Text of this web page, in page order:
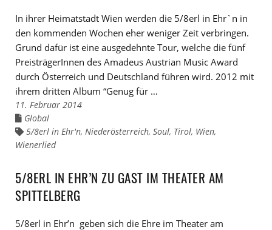
In ihrer Heimatstadt Wien werden die 5/8erl in Ehr`n in
den kommenden Wochen eher weniger Zeit verbringen.
Grund dafür ist eine ausgedehnte Tour, welche die fünf
PreisträgerInnen des Amadeus Austrian Music Award
durch Österreich und Deutschland führen wird. 2012 mit
ihrem dritten Album “Genug für …
11. Februar 2014
Links
den
Kategorien
Global
Links
den
5/8erl in Ehr'n, Niederösterreich, Soul, Tirol, Wien,
Wienerlied
5/8ERL IN EHR’N ZU GAST IM THEATER AM
SPITTELBERG
5/8erl in Ehr’n geben sich die Ehre im Theater am